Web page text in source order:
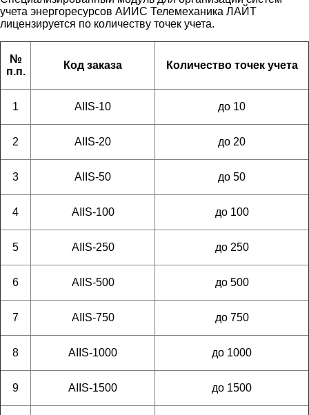
учета энергоресурсов АИИС Телемеханика ЛАЙТ
лицензируется по количеству точек учета.
№
п.п.
Код заказа Количество точек учета
1 AIIS-10 до 10
2 AIIS-20 до 20
3 AIIS-50 до 50
4 AIIS-100 до 100
5 AIIS-250 до 250
6 AIIS-500 до 500
7 AIIS-750 до 750
8 AIIS-1000 до 1000
9 AIIS-1500 до 1500